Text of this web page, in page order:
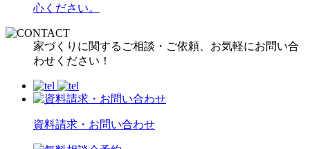
心ください。
家づくりに関するご相談・ご依頼、お気軽にお問い合
わせください！
資料請求・お問い合わせ